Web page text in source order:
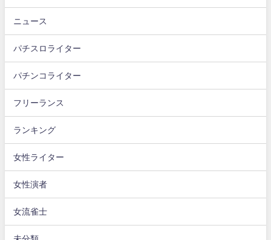
ニュース
パチスロライター
パチンコライター
フリーランス
ランキング
女性ライター
女性演者
女流雀士